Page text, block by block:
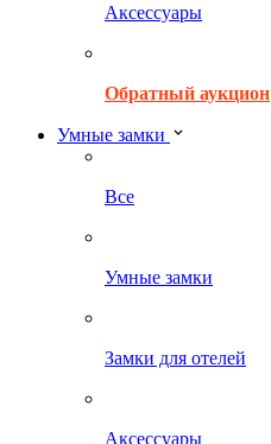
Аксессуары
Обратный аукцион
Умные замки
Все
Умные замки
Замки для отелей
Аксессуары